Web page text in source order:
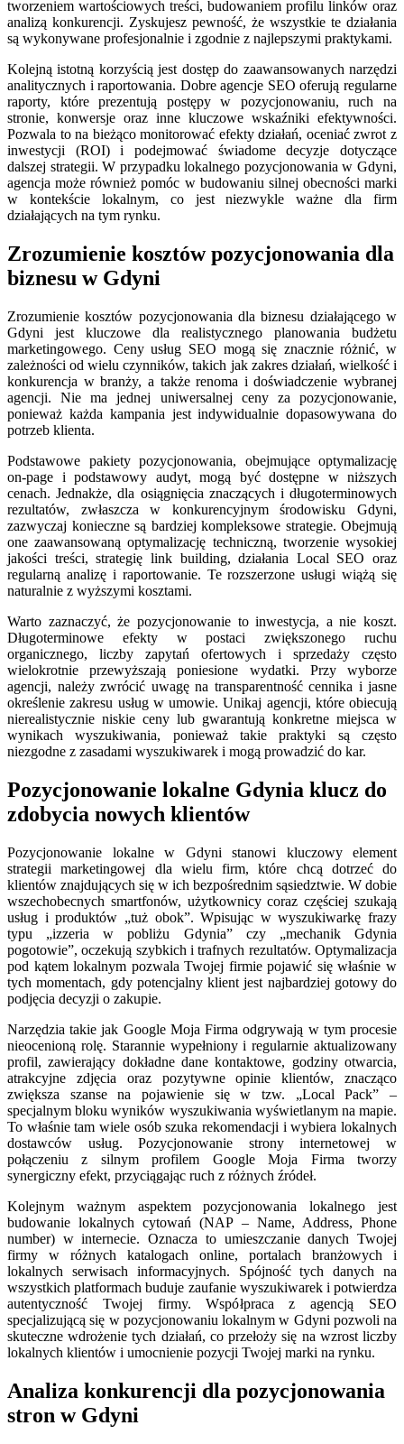
tworzeniem wartościowych treści, budowaniem profilu linków oraz
analizą konkurencji. Zyskujesz pewność, że wszystkie te działania
są wykonywane profesjonalnie i zgodnie z najlepszymi praktykami.
Kolejną istotną korzyścią jest dostęp do zaawansowanych narzędzi
analitycznych i raportowania. Dobre agencje SEO oferują regularne
raporty, które prezentują postępy w pozycjonowaniu, ruch na
stronie, konwersje oraz inne kluczowe wskaźniki efektywności.
Pozwala to na bieżąco monitorować efekty działań, oceniać zwrot z
inwestycji (ROI) i podejmować świadome decyzje dotyczące
dalszej strategii. W przypadku lokalnego pozycjonowania w Gdyni,
agencja może również pomóc w budowaniu silnej obecności marki
w kontekście lokalnym, co jest niezwykle ważne dla firm
działających na tym rynku.
Zrozumienie kosztów pozycjonowania dla
biznesu w Gdyni
Zrozumienie kosztów pozycjonowania dla biznesu działającego w
Gdyni jest kluczowe dla realistycznego planowania budżetu
marketingowego. Ceny usług SEO mogą się znacznie różnić, w
zależności od wielu czynników, takich jak zakres działań, wielkość i
konkurencja w branży, a także renoma i doświadczenie wybranej
agencji. Nie ma jednej uniwersalnej ceny za pozycjonowanie,
ponieważ każda kampania jest indywidualnie dopasowywana do
potrzeb klienta.
Podstawowe pakiety pozycjonowania, obejmujące optymalizację
on-page i podstawowy audyt, mogą być dostępne w niższych
cenach. Jednakże, dla osiągnięcia znaczących i długoterminowych
rezultatów, zwłaszcza w konkurencyjnym środowisku Gdyni,
zazwyczaj konieczne są bardziej kompleksowe strategie. Obejmują
one zaawansowaną optymalizację techniczną, tworzenie wysokiej
jakości treści, strategię link building, działania Local SEO oraz
regularną analizę i raportowanie. Te rozszerzone usługi wiążą się
naturalnie z wyższymi kosztami.
Warto zaznaczyć, że pozycjonowanie to inwestycja, a nie koszt.
Długoterminowe efekty w postaci zwiększonego ruchu
organicznego, liczby zapytań ofertowych i sprzedaży często
wielokrotnie przewyższają poniesione wydatki. Przy wyborze
agencji, należy zwrócić uwagę na transparentność cennika i jasne
określenie zakresu usług w umowie. Unikaj agencji, które obiecują
nierealistycznie niskie ceny lub gwarantują konkretne miejsca w
wynikach wyszukiwania, ponieważ takie praktyki są często
niezgodne z zasadami wyszukiwarek i mogą prowadzić do kar.
Pozycjonowanie lokalne Gdynia klucz do
zdobycia nowych klientów
Pozycjonowanie lokalne w Gdyni stanowi kluczowy element
strategii marketingowej dla wielu firm, które chcą dotrzeć do
klientów znajdujących się w ich bezpośrednim sąsiedztwie. W dobie
wszechobecnych smartfonów, użytkownicy coraz częściej szukają
usług i produktów „tuż obok”. Wpisując w wyszukiwarkę frazy
typu „izzeria w pobliżu Gdynia” czy „mechanik Gdynia
pogotowie”, oczekują szybkich i trafnych rezultatów. Optymalizacja
pod kątem lokalnym pozwala Twojej firmie pojawić się właśnie w
tych momentach, gdy potencjalny klient jest najbardziej gotowy do
podjęcia decyzji o zakupie.
Narzędzia takie jak Google Moja Firma odgrywają w tym procesie
nieocenioną rolę. Starannie wypełniony i regularnie aktualizowany
profil, zawierający dokładne dane kontaktowe, godziny otwarcia,
atrakcyjne zdjęcia oraz pozytywne opinie klientów, znacząco
zwiększa szanse na pojawienie się w tzw. „Local Pack” –
specjalnym bloku wyników wyszukiwania wyświetlanym na mapie.
To właśnie tam wiele osób szuka rekomendacji i wybiera lokalnych
dostawców usług. Pozycjonowanie strony internetowej w
połączeniu z silnym profilem Google Moja Firma tworzy
synergiczny efekt, przyciągając ruch z różnych źródeł.
Kolejnym ważnym aspektem pozycjonowania lokalnego jest
budowanie lokalnych cytowań (NAP – Name, Address, Phone
number) w internecie. Oznacza to umieszczanie danych Twojej
firmy w różnych katalogach online, portalach branżowych i
lokalnych serwisach informacyjnych. Spójność tych danych na
wszystkich platformach buduje zaufanie wyszukiwarek i potwierdza
autentyczność Twojej firmy. Współpraca z agencją SEO
specjalizującą się w pozycjonowaniu lokalnym w Gdyni pozwoli na
skuteczne wdrożenie tych działań, co przełoży się na wzrost liczby
lokalnych klientów i umocnienie pozycji Twojej marki na rynku.
Analiza konkurencji dla pozycjonowania
stron w Gdyni